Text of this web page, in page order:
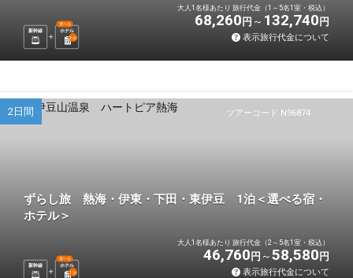
新幹線 ホテル
選べる
2泊
大人1名様あたり 旅行代金（1～5名1室・税込）
68,260 円 132,740 円
表示旅行代金について
ツアーコード N96874
2日間
ずらし旅 熱海・伊東・下田・東伊豆 1泊＜選べる宿・
ホテル＞
新幹線 ホテル
選べる
1 泊
大人1名様あたり 旅行代金（2～5名1室・税込）
46,760 円 58,580 円
表示旅行代金について